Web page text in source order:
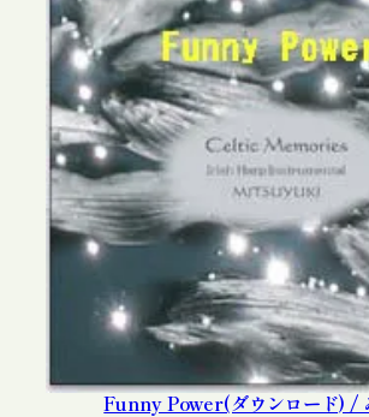
Funny Power(ダウンロード) /